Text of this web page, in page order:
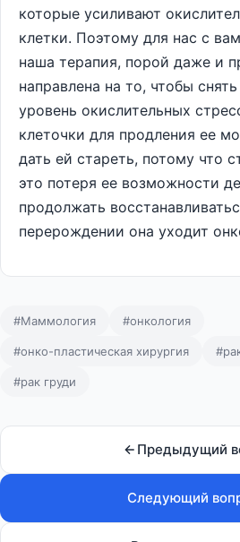
которые усиливают
клетки. Поэтому для нас с
наша терапия, порой даже и
направлена на то, чтобы
уровень окислительных
клеточки для продления ее
дать ей стареть, потому что
это потеря ее возможности
продолжать
перерождении она уходит
#Маммология #онкология
#онко-пластическая хирургия
#рак груди
Предыдущий
Следующий